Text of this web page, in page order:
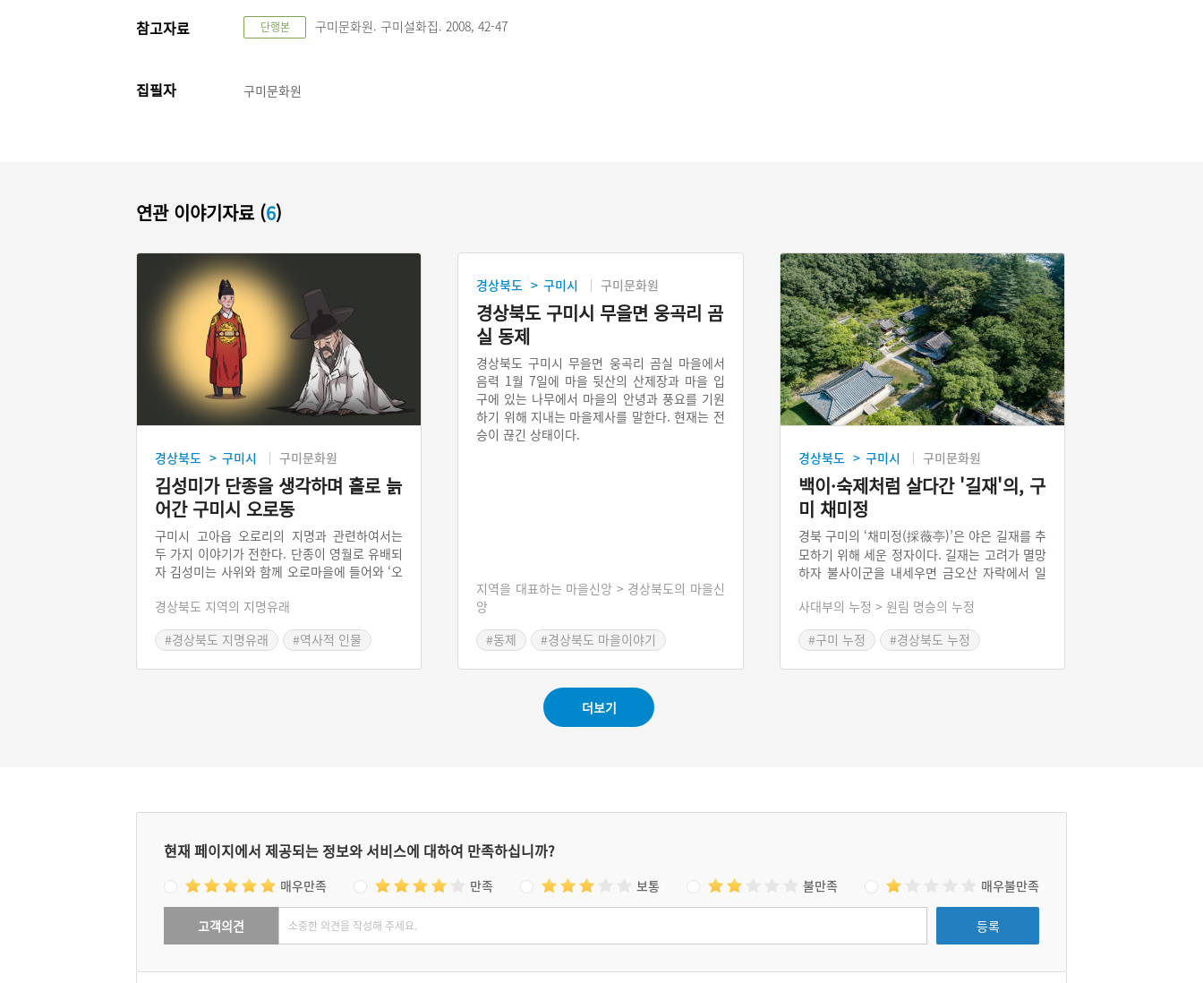
참고자료 단행본 구미문화원. 구미설화집. 2008, 42-47
집필자 구미문화원
연관 이야기자료 (6)
경상북도 > 구미시 구미문화원
김성미가 단종을 생각하며 홀로 늙
어간 구미시 오로동
구미시 고아읍 오로리의 지명과 관련하여서는
두 가지 이야기가 전한다. 단종이 영월로 유배되
자 김성미는 사위와 함께 오로마을에 들어와 ‘오
죽었다. 훗날 사람들이 그의 충절을 높이 사 ‘오
로동’이라 이름하였다. 또 하나는 세종 때 심온
이 역적으로 몰려 죽자, 그의 아들 심회가 강거
경상북도 지역의 지명유래
#경상북도 지명유래
#역사적 인물
경상북도 > 구미시 구미문화원
경상북도 구미시 무을면 웅곡리 곰
실 동제
경상북도 구미시 무을면 웅곡리 곰실 마을에서
음력 1월 7일에 마을 뒷산의 산제장과 마을 입
구에 있는 나무에서 마을의 안녕과 풍요를 기원
하기 위해 지내는 마을제사를 말한다. 현재는 전
승이 끊긴 상태이다.
지역을 대표하는 마을신앙 > 경상북도의 마을신
앙
#동제
#경상북도 마을이야기
경상북도 > 구미시 구미문화원
백이·숙제처럼 살다간 '길재'의, 구
미 채미정
경북 구미의 ‘채미정(採薇亭)’은 야은 길재를 추
모하기 위해 세운 정자이다. 길재는 고려가 멸망
하자 불사이군을 내세우면 금오산 자락에서 일
와 닮아있었다. 백이·숙제는 은나라가 망하자 수
양산에 들어가 고사리를 캐먹고 살다 죽었다. 그
래서 길재가 죽은 지 350년 후인 1768년(영조
사대부의 누정 > 원림 명승의 누정
#구미 누정
#경상북도 누정
더보기
현재 페이지에서 제공되는 정보와 서비스에 대하여 만족하십니까?
매우만족 만족 보통 불만족 매우불만족
고객의견 등록